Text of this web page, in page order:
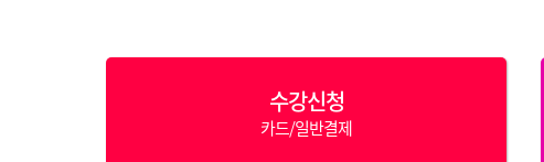
수강신청
카드/일반결제